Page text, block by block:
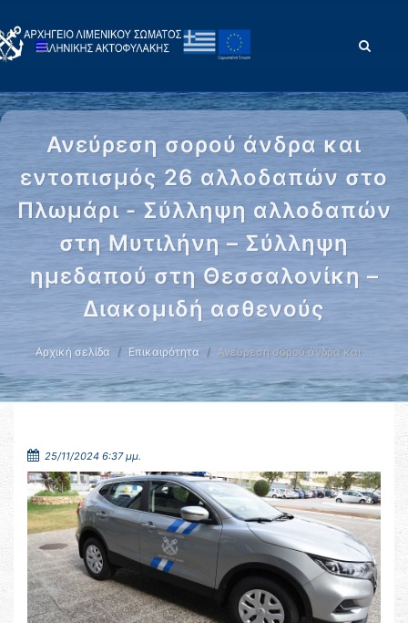
Ανεύρεση σορού άνδρα και
εντοπισμός 26 αλλοδαπών στο
Πλωμάρι - Σύλληψη αλλοδαπών
στη Μυτιλήνη – Σύλληψη
ημεδαπού στη Θεσσαλονίκη –
Διακομιδή ασθενούς
Αρχική σελίδα Επικαιρότητα Ανεύρεση σορού άνδρα και …
25/11/2024 6:37 μμ.